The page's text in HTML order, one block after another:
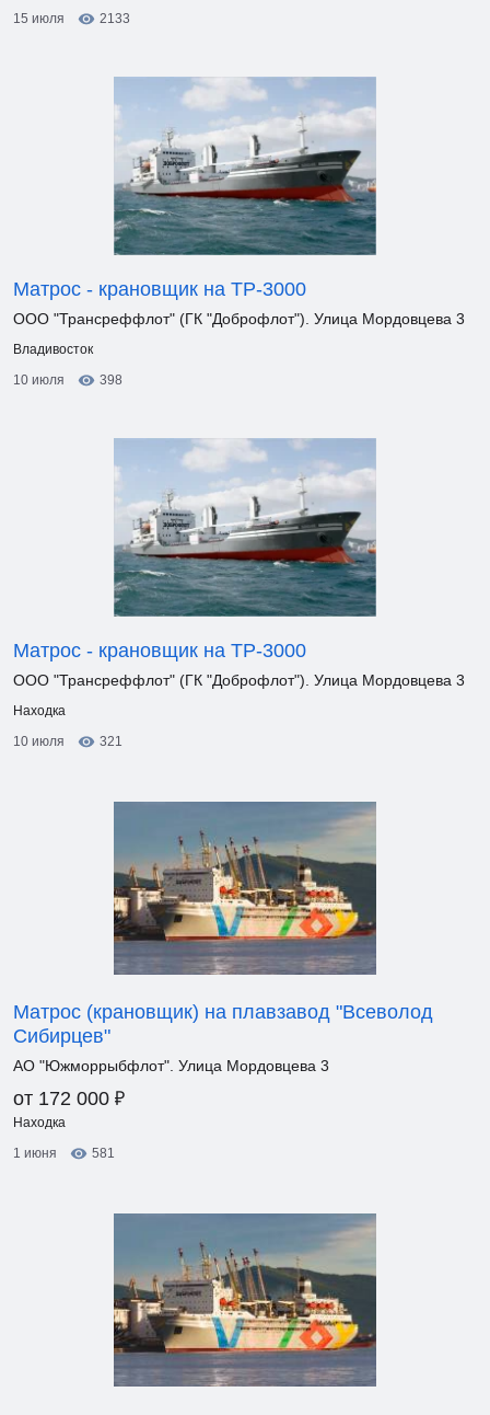
15 июля
2133
Матрос - крановщик на ТР-3000
ООО "Трансреффлот" (ГК "Доброфлот"). Улица Мордовцева 3
Владивосток
10 июля
398
Матрос - крановщик на ТР-3000
ООО "Трансреффлот" (ГК "Доброфлот"). Улица Мордовцева 3
Находка
10 июля
321
Матрос (крановщик) на плавзавод "Всеволод
Сибирцев"
АО "Южморрыбфлот". Улица Мордовцева 3
от 172 000 ₽
Находка
1 июня
581